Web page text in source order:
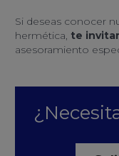
Si deseas conocer
hermética, te
asesoramiento